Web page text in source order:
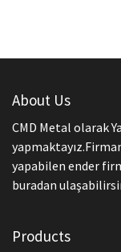
About Us
CMD Metal olarak
yapabilen ender
buradan
Products